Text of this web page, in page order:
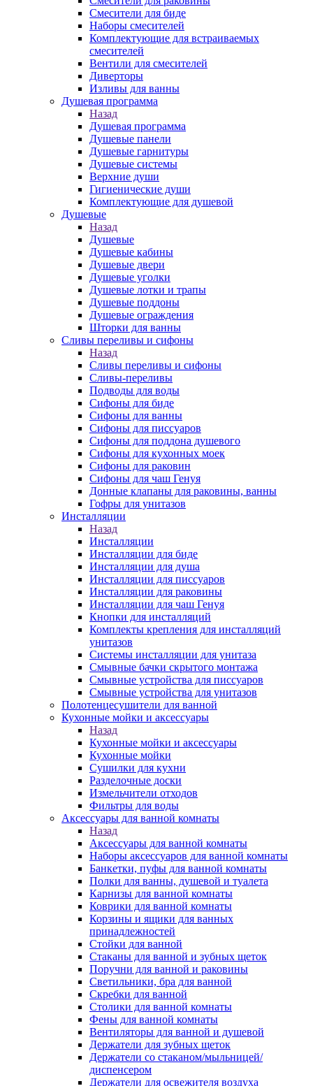
Смесители для биде
Наборы смесителей
Комплектующие для встраиваемых
смесителей
Вентили для смесителей
Диверторы
Изливы для ванны
Душевая программа
Назад
Душевая программа
Душевые панели
Душевые гарнитуры
Душевые системы
Верхние души
Гигиенические души
Комплектующие для душевой
Душевые
Назад
Душевые
Душевые кабины
Душевые двери
Душевые уголки
Душевые лотки и трапы
Душевые поддоны
Душевые ограждения
Шторки для ванны
Сливы переливы и сифоны
Назад
Сливы переливы и сифоны
Сливы-переливы
Подводы для воды
Сифоны для биде
Сифоны для ванны
Сифоны для писсуаров
Сифоны для поддона душевого
Сифоны для кухонных моек
Сифоны для раковин
Сифоны для чаш Генуя
Донные клапаны для раковины, ванны
Гофры для унитазов
Инсталляции
Назад
Инсталляции
Инсталляции для биде
Инсталляции для душа
Инсталляции для писсуаров
Инсталляции для раковины
Инсталляции для чаш Генуя
Кнопки для инсталляций
Комплекты крепления для инсталляций
унитазов
Системы инсталляции для унитаза
Смывные бачки скрытого монтажа
Смывные устройства для писсуаров
Смывные устройства для унитазов
Полотенцесушители для ванной
Кухонные мойки и аксессуары
Назад
Кухонные мойки и аксессуары
Кухонные мойки
Сушилки для кухни
Разделочные доски
Измельчители отходов
Фильтры для воды
Аксессуары для ванной комнаты
Назад
Аксессуары для ванной комнаты
Наборы аксессуаров для ванной комнаты
Банкетки, пуфы для ванной комнаты
Полки для ванны, душевой и туалета
Карнизы для ванной комнаты
Коврики для ванной комнаты
Корзины и ящики для ванных
принадлежностей
Стойки для ванной
Стаканы для ванной и зубных щеток
Поручни для ванной и раковины
Светильники, бра для ванной
Скребки для ванной
Столики для ванной комнаты
Фены для ванной комнаты
Вентиляторы для ванной и душевой
Держатели для зубных щеток
Держатели со стаканом/мыльницей/
диспенсером
Держатели для освежителя воздуха